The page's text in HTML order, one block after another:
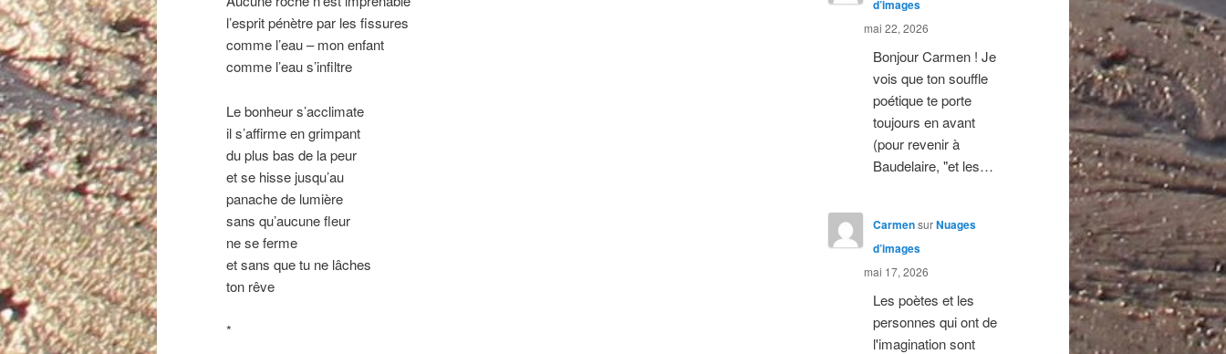
l’esprit pénètre par les fissures
comme l’eau – mon enfant
comme l’eau s’infiltre
Le bonheur s’acclimate
il s’affirme en grimpant
du plus bas de la peur
et se hisse jusqu’au
panache de lumière
sans qu’aucune fleur
ne se ferme
et sans que tu ne lâches
ton rêve
*
d’images
mai 22, 2026
Bonjour Carmen ! Je
vois que ton souffle
poétique te porte
toujours en avant
(pour revenir à
Baudelaire, "et les…
CarmensurNuages
d’images
mai 17, 2026
Les poètes et les
personnes qui ont de
l'imagination sont